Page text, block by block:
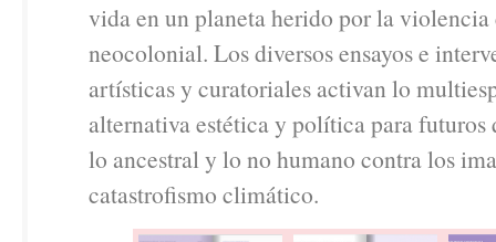
vida en un planeta herido por la
neocolonial. Los diversos ensayos e
artísticas y curatoriales activan lo
alternativa estética y política para futuros
lo ancestral y lo no humano contra los
catastrofismo climático.